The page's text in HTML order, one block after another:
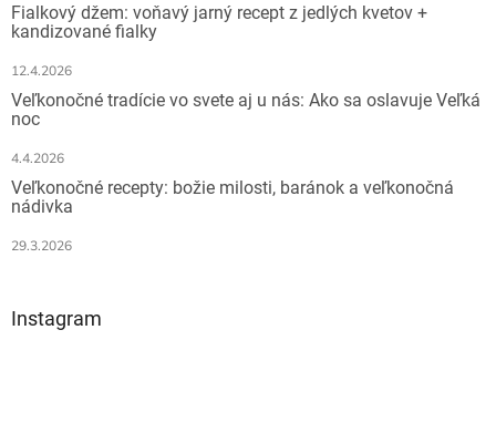
Fialkový džem: voňavý jarný recept z jedlých kvetov +
kandizované fialky
12.4.2026
Veľkonočné tradície vo svete aj u nás: Ako sa oslavuje Veľká
noc
4.4.2026
Veľkonočné recepty: božie milosti, baránok a veľkonočná
nádivka
29.3.2026
Instagram